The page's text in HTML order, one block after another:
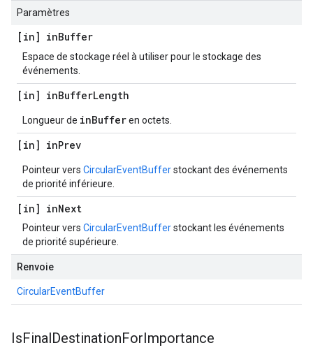
Paramètres
[in] inBuffer
Espace de stockage réel à utiliser pour le stockage des
événements.
[in] inBufferLength
Longueur de inBufferen octets.
[in] inPrev
Pointeur vers CircularEventBufferstockant des événements
de priorité inférieure.
[in] inNext
Pointeur vers CircularEventBufferstockant les événements
de priorité supérieure.
Renvoie
CircularEventBuffer
IsFinalDestinationForImportance